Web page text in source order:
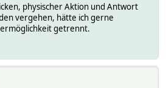
physischer Aktion und Antwort
vergehen, hätte ich gerne
getrennt.